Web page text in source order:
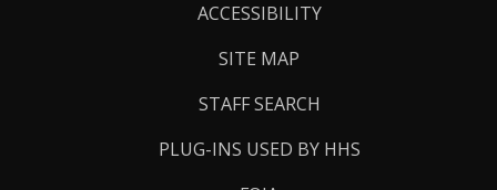
ACCESSIBILITY
SITE MAP
STAFF SEARCH
PLUG-INS USED BY HHS